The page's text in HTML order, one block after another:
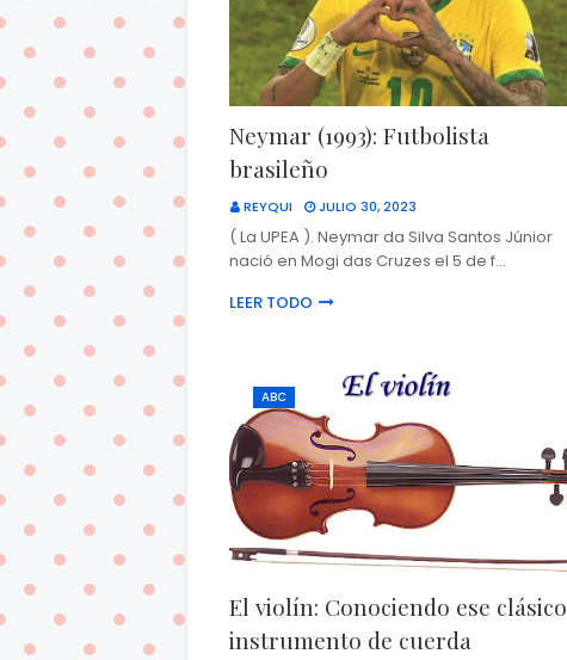
Neymar (1993): Futbolista
brasileño
REYQUI JULIO 30, 2023
( La UPEA ). Neymar da Silva Santos Júnior
nació en Mogi das Cruzes el 5 de f…
LEER TODO
ABC
El violín: Conociendo ese clásico
instrumento de cuerda